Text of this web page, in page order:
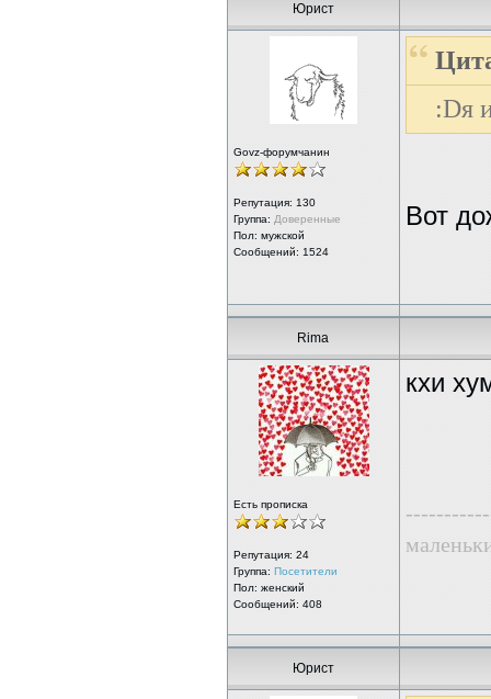
Юрист
Govz-форумчанин
Репутация: 130
Группа: Доверенные
Пол: мужской
Сообщений: 1524
:Dя
Вот
Rima
Есть прописка
Репутация: 24
Группа: Посетители
Пол: женский
Сообщений: 408
кхи
Юрист